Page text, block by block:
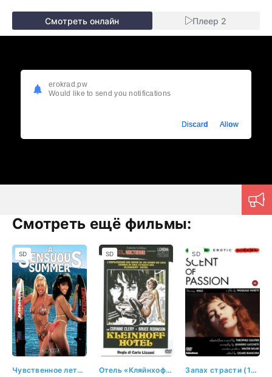
Смотреть онлайн Плеер 2
Смотреть ещё фильмы:
Чувственное лето (1991)
SD
Отель «Кляйнхофф» (1977)
SD
Запах страсти (1991)
SD
erokrad.pw
Would like to send you notifications
Discard Allow